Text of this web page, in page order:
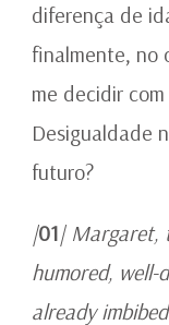
diferença de
finalmente, no
me decidir
Desigualdade
futuro?
|01| Margaret,
humored, well-
already